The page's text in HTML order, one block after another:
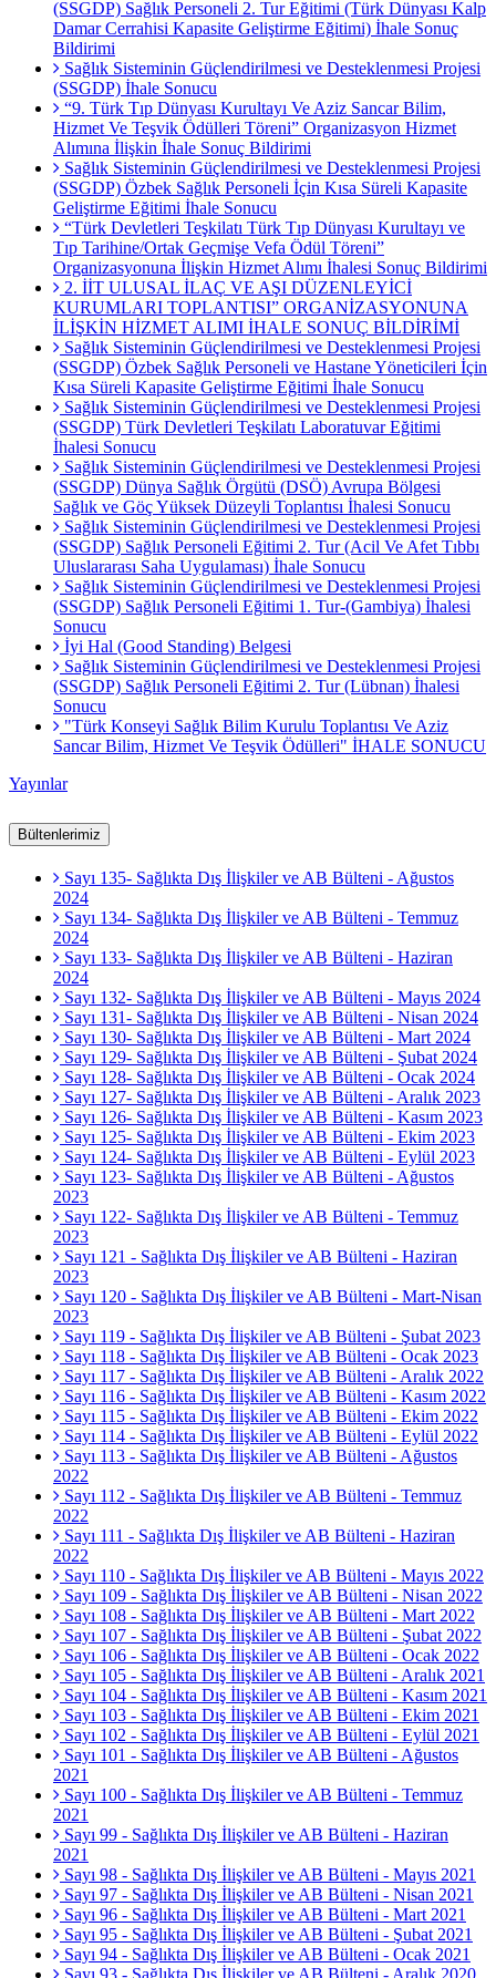
(SSGDP) Sağlık Personeli 2. Tur Eğitimi (Türk Dünyası Kalp
Damar Cerrahisi Kapasite Geliştirme Eğitimi) İhale Sonuç
Bildirimi
Sağlık Sisteminin Güçlendirilmesi ve Desteklenmesi Projesi
(SSGDP) İhale Sonucu
“9. Türk Tıp Dünyası Kurultayı Ve Aziz Sancar Bilim,
Hizmet Ve Teşvik Ödülleri Töreni” Organizasyon Hizmet
Alımına İlişkin İhale Sonuç Bildirimi
Sağlık Sisteminin Güçlendirilmesi ve Desteklenmesi Projesi
(SSGDP) Özbek Sağlık Personeli İçin Kısa Süreli Kapasite
Geliştirme Eğitimi İhale Sonucu
“Türk Devletleri Teşkilatı Türk Tıp Dünyası Kurultayı ve
Tıp Tarihine/Ortak Geçmişe Vefa Ödül Töreni”
Organizasyonuna İlişkin Hizmet Alımı İhalesi Sonuç Bildirimi
2. İİT ULUSAL İLAÇ VE AŞI DÜZENLEYİCİ
KURUMLARI TOPLANTISI” ORGANİZASYONUNA
İLİŞKİN HİZMET ALIMI İHALE SONUÇ BİLDİRİMİ
Sağlık Sisteminin Güçlendirilmesi ve Desteklenmesi Projesi
(SSGDP) Özbek Sağlık Personeli ve Hastane Yöneticileri İçin
Kısa Süreli Kapasite Geliştirme Eğitimi İhale Sonucu
Sağlık Sisteminin Güçlendirilmesi ve Desteklenmesi Projesi
(SSGDP) Türk Devletleri Teşkilatı Laboratuvar Eğitimi
İhalesi Sonucu
Sağlık Sisteminin Güçlendirilmesi ve Desteklenmesi Projesi
(SSGDP) Dünya Sağlık Örgütü (DSÖ) Avrupa Bölgesi
Sağlık ve Göç Yüksek Düzeyli Toplantısı İhalesi Sonucu
Sağlık Sisteminin Güçlendirilmesi ve Desteklenmesi Projesi
(SSGDP) Sağlık Personeli Eğitimi 2. Tur (Acil Ve Afet Tıbbı
Uluslararası Saha Uygulaması) İhale Sonucu
Sağlık Sisteminin Güçlendirilmesi ve Desteklenmesi Projesi
(SSGDP) Sağlık Personeli Eğitimi 1. Tur-(Gambiya) İhalesi
Sonucu
İyi Hal (Good Standing) Belgesi
Sağlık Sisteminin Güçlendirilmesi ve Desteklenmesi Projesi
(SSGDP) Sağlık Personeli Eğitimi 2. Tur (Lübnan) İhalesi
Sonucu
"Türk Konseyi Sağlık Bilim Kurulu Toplantısı Ve Aziz
Sancar Bilim, Hizmet Ve Teşvik Ödülleri" İHALE SONUCU
Yayınlar
Bültenlerimiz
Sayı 135- Sağlıkta Dış İlişkiler ve AB Bülteni - Ağustos
2024
Sayı 134- Sağlıkta Dış İlişkiler ve AB Bülteni - Temmuz
2024
Sayı 133- Sağlıkta Dış İlişkiler ve AB Bülteni - Haziran
2024
Sayı 132- Sağlıkta Dış İlişkiler ve AB Bülteni - Mayıs 2024
Sayı 131- Sağlıkta Dış İlişkiler ve AB Bülteni - Nisan 2024
Sayı 130- Sağlıkta Dış İlişkiler ve AB Bülteni - Mart 2024
Sayı 129- Sağlıkta Dış İlişkiler ve AB Bülteni - Şubat 2024
Sayı 128- Sağlıkta Dış İlişkiler ve AB Bülteni - Ocak 2024
Sayı 127- Sağlıkta Dış İlişkiler ve AB Bülteni - Aralık 2023
Sayı 126- Sağlıkta Dış İlişkiler ve AB Bülteni - Kasım 2023
Sayı 125- Sağlıkta Dış İlişkiler ve AB Bülteni - Ekim 2023
Sayı 124- Sağlıkta Dış İlişkiler ve AB Bülteni - Eylül 2023
Sayı 123- Sağlıkta Dış İlişkiler ve AB Bülteni - Ağustos
2023
Sayı 122- Sağlıkta Dış İlişkiler ve AB Bülteni - Temmuz
2023
Sayı 121 - Sağlıkta Dış İlişkiler ve AB Bülteni - Haziran
2023
Sayı 120 - Sağlıkta Dış İlişkiler ve AB Bülteni - Mart-Nisan
2023
Sayı 119 - Sağlıkta Dış İlişkiler ve AB Bülteni - Şubat 2023
Sayı 118 - Sağlıkta Dış İlişkiler ve AB Bülteni - Ocak 2023
Sayı 117 - Sağlıkta Dış İlişkiler ve AB Bülteni - Aralık 2022
Sayı 116 - Sağlıkta Dış İlişkiler ve AB Bülteni - Kasım 2022
Sayı 115 - Sağlıkta Dış İlişkiler ve AB Bülteni - Ekim 2022
Sayı 114 - Sağlıkta Dış İlişkiler ve AB Bülteni - Eylül 2022
Sayı 113 - Sağlıkta Dış İlişkiler ve AB Bülteni - Ağustos
2022
Sayı 112 - Sağlıkta Dış İlişkiler ve AB Bülteni - Temmuz
2022
Sayı 111 - Sağlıkta Dış İlişkiler ve AB Bülteni - Haziran
2022
Sayı 110 - Sağlıkta Dış İlişkiler ve AB Bülteni - Mayıs 2022
Sayı 109 - Sağlıkta Dış İlişkiler ve AB Bülteni - Nisan 2022
Sayı 108 - Sağlıkta Dış İlişkiler ve AB Bülteni - Mart 2022
Sayı 107 - Sağlıkta Dış İlişkiler ve AB Bülteni - Şubat 2022
Sayı 106 - Sağlıkta Dış İlişkiler ve AB Bülteni - Ocak 2022
Sayı 105 - Sağlıkta Dış İlişkiler ve AB Bülteni - Aralık 2021
Sayı 104 - Sağlıkta Dış İlişkiler ve AB Bülteni - Kasım 2021
Sayı 103 - Sağlıkta Dış İlişkiler ve AB Bülteni - Ekim 2021
Sayı 102 - Sağlıkta Dış İlişkiler ve AB Bülteni - Eylül 2021
Sayı 101 - Sağlıkta Dış İlişkiler ve AB Bülteni - Ağustos
2021
Sayı 100 - Sağlıkta Dış İlişkiler ve AB Bülteni - Temmuz
2021
Sayı 99 - Sağlıkta Dış İlişkiler ve AB Bülteni - Haziran
2021
Sayı 98 - Sağlıkta Dış İlişkiler ve AB Bülteni - Mayıs 2021
Sayı 97 - Sağlıkta Dış İlişkiler ve AB Bülteni - Nisan 2021
Sayı 96 - Sağlıkta Dış İlişkiler ve AB Bülteni - Mart 2021
Sayı 95 - Sağlıkta Dış İlişkiler ve AB Bülteni - Şubat 2021
Sayı 94 - Sağlıkta Dış İlişkiler ve AB Bülteni - Ocak 2021
Sayı 93 - Sağlıkta Dış İlişkiler ve AB Bülteni - Aralık 2020